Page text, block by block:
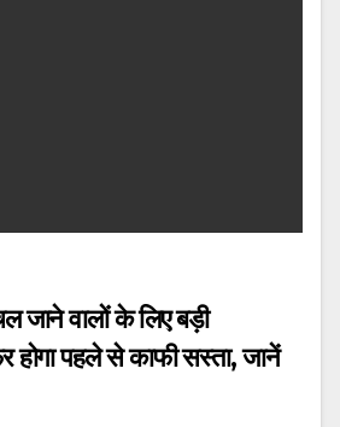
जाने वालों के लिए बड़ी
पहले से काफी सस्ता, जानें